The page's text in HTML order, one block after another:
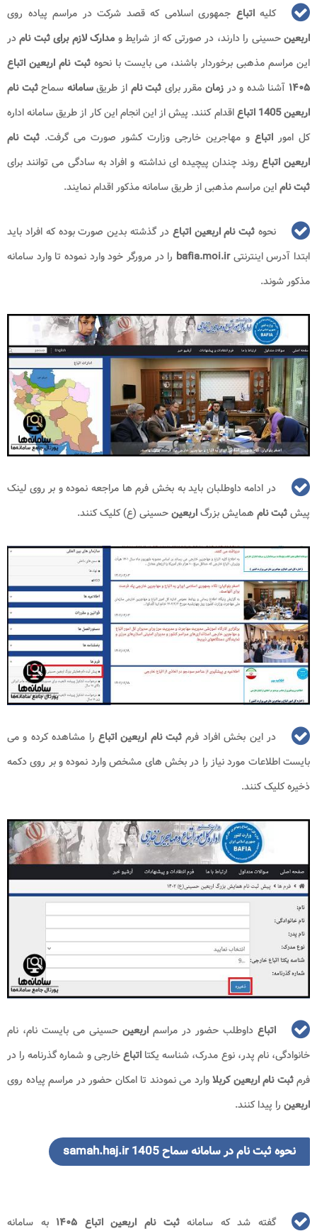
کلیهاتباع جمهوری اسلامی که قصد شرکت در مراسم پیاده روی
اربعینحسینی را دارند، در صورتی که از شرایط و مدارک لازم برای ثبت نامدر
این مراسم مذهبی برخوردار باشند، می بایست با نحوه ثبت نام اربعین اتباع
۱۴۰۵ آشنا شده و در زمان مقرر برای ثبت نام از طریقسامانه سماحثبت نام
اربعین 1405 اتباع
اقدام کنند. پیش از این انجام این کار از طریق سامانه اداره
کل امور اتباع و مهاجرین خارجی وزارت کشور صورت می گرفت. ثبت نام
اربعین اتباع روند چندان پیچیده ای نداشته و افراد به سادگی می توانند برای
ثبت ناماین مراسم مذهبی از طریق سامانه مذکور اقدام نمایند.
نحوه ثبت نام اربعین اتباع در گذشته بدین صورت بوده که افراد باید
ابتدا آدرس اینترنتی bafia.moi.ir را در مرورگر خود وارد نموده تا وارد سامانه
مذکور شوند.
در ادامه داوطلبان باید به بخش فرم ها مراجعه نموده و بر روی لینک
پیشثبت نام همایش بزرگاربعینحسینی (ع) کلیک کنند.
در این بخش افراد فرم ثبت نام اربعین اتباع را مشاهده کرده و می
بایست اطلاعات مورد نیاز را در بخش های مشخص وارد نموده و بر روی دکمه
ذخیره کلیک کنند.
اتباع داوطلب حضور در مراسم اربعین حسینی می بایست نام، نام
خانوادگی، نام پدر، نوع مدرک، شناسه یکتااتباعخارجی و شماره گذرنامه را در
فرمثبت نام اربعین کربلاوارد می نمودند تا امکان حضور در مراسم پیاده روی
اربعین را پیدا کنند.
نحوه ثبت نام در سامانه سماح 1405 samah.haj.ir
گفته شد که سامانهثبت نام اربعین اتباع ۱۴۰۵
به سامانه